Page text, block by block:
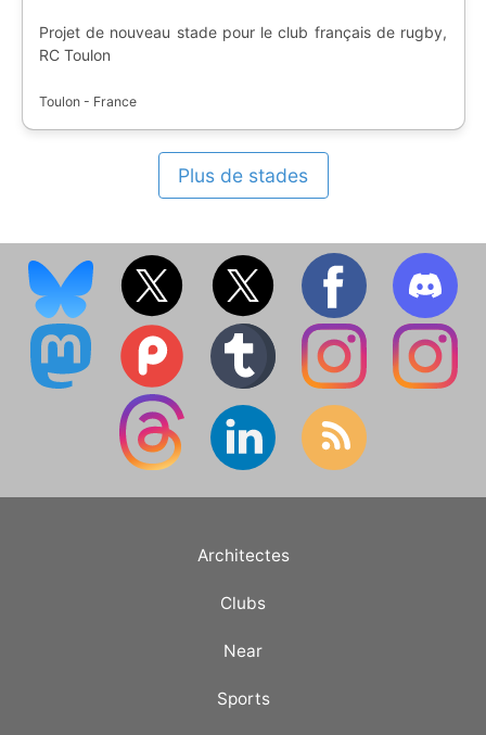
Projet de nouveau stade pour le club français de rugby,
RC Toulon
Toulon - France
Plus de stades
Architectes
Clubs
Near
Sports